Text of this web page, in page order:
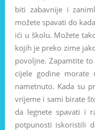
biti zabavnije i
možete spavati do
ići u školu. Možete
kojih je preko zime
povoljne. Zapamtite
cijele godine
nametnuto. Kada su
vrijeme i sami birate
da legnete spavati i
potpunosti iskoristili